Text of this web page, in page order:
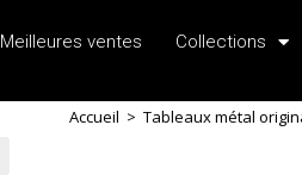
Meilleures ventes Collections
Accueil > Tableaux métal